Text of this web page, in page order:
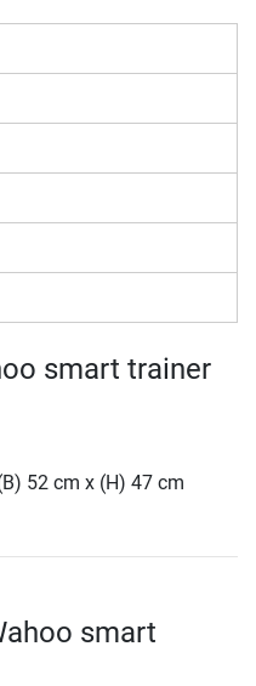
smart trainer
52 cm x (H) 47 cm
smart